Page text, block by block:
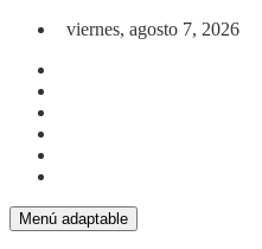
Saltar al contenido
viernes, agosto 7, 2026
Menú adaptable